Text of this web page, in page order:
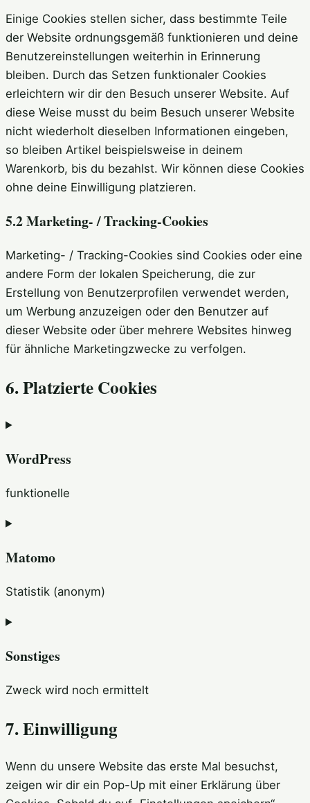
Einige Cookies stellen sicher, dass bestimmte Teile
der Website ordnungsgemäß funktionieren und deine
Benutzereinstellungen weiterhin in Erinnerung
bleiben. Durch das Setzen funktionaler Cookies
erleichtern wir dir den Besuch unserer Website. Auf
diese Weise musst du beim Besuch unserer Website
nicht wiederholt dieselben Informationen eingeben,
so bleiben Artikel beispielsweise in deinem
Warenkorb, bis du bezahlst. Wir können diese Cookies
ohne deine Einwilligung platzieren.
5.2 Marketing- / Tracking-Cookies
Marketing- / Tracking-Cookies sind Cookies oder eine
andere Form der lokalen Speicherung, die zur
Erstellung von Benutzerprofilen verwendet werden,
um Werbung anzuzeigen oder den Benutzer auf
dieser Website oder über mehrere Websites hinweg
für ähnliche Marketingzwecke zu verfolgen.
6. Platzierte Cookies
WordPress
funktionelle
Consent
service
Matomo
Statistik (anonym)
Consent
service
Sonstiges
Zweck wird noch ermittelt
to
sonstiges
7. Einwilligung
Wenn du unsere Website das erste Mal besuchst,
zeigen wir dir ein Pop-Up mit einer Erklärung über